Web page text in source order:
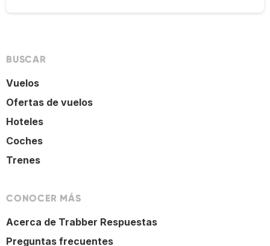
BUSCAR
Vuelos
Ofertas de vuelos
Hoteles
Coches
Trenes
CONOCER MÁS
Acerca de Trabber Respuestas
Preguntas frecuentes